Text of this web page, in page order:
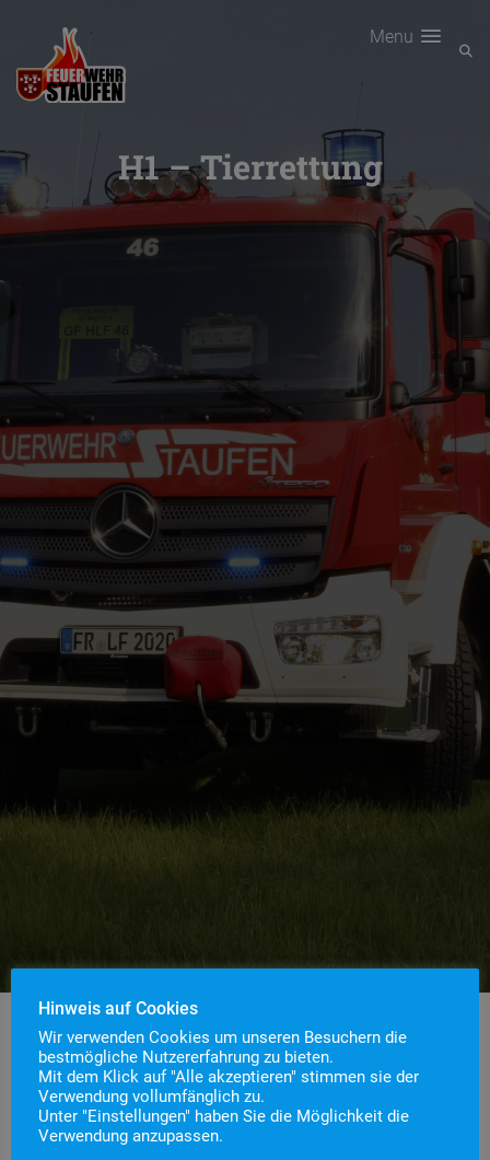
Menu
H1 – Tierrettung
Einsatznummer
51
Einsatzstichwort
H1 – Tierrettung
Einsatzort
Hinweis auf Cookies
Wir verwenden Cookies um unseren Besuchern die
bestmögliche Nutzererfahrung zu bieten.
Mit dem Klick auf "Alle akzeptieren" stimmen sie der
Verwendung vollumfänglich zu.
Unter "Einstellungen" haben Sie die Möglichkeit die
Verwendung anzupassen.